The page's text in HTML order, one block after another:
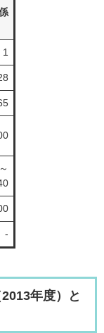
1
-
年度）と